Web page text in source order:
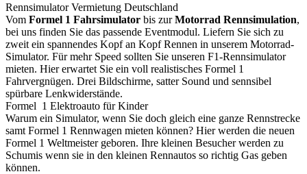
Rennsimulator Vermietung Deutschland
Vom Formel 1 Fahrsimulator bis zurMotorrad Rennsimulation,
bei uns finden Sie das passende Eventmodul. Liefern Sie sich zu
zweit ein spannendes Kopf an Kopf Rennen in unserem Motorrad-
Simulator. Für mehr Speed sollten Sie unseren F1-Rennsimulator
mieten. Hier erwartet Sie ein voll realistisches Formel 1
Fahrvergnügen. Drei Bildschirme, satter Sound und sennsibel
spürbare Lenkwiderstände.
Formel 1 Elektroauto für Kinder
Warum ein Simulator, wenn Sie doch gleich eine ganze Rennstrecke
samt Formel 1 Rennwagen mieten können? Hier werden die neuen
Formel 1 Weltmeister geboren. Ihre kleinen Besucher werden zu
Schumis wenn sie in den kleinen Rennautos so richtig Gas geben
können.